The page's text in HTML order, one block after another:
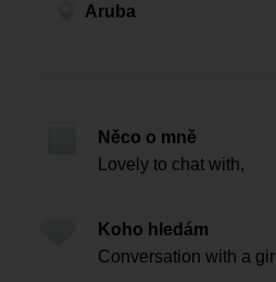
Aruba
Něco o mně
Lovely to chat with,
Koho hledám
Conversation with a girl